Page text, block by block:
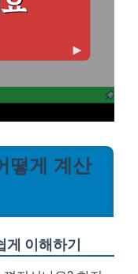
떻게 계산
이해하기